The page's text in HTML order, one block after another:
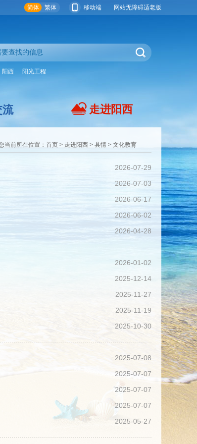
简体 繁体 移动端 网站无障碍适老版
阳西 阳光工程
流 走进阳西
当前所在位置： 首页 > 走进阳西 > 县情 > 文化教育
2026-07-29
2026-07-03
2026-06-17
2026-06-02
2026-04-28
2026-01-02
2025-12-14
2025-11-27
2025-11-19
2025-10-30
2025-07-08
2025-07-07
2025-07-07
2025-07-07
2025-05-27